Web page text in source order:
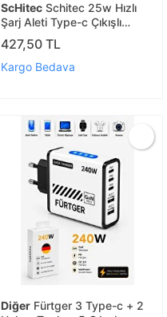
ScHitec Schitec 25w Hızlı
Şarj Aleti Type-c Çıkışlı
Type-c To Type-c Kablolu
Şarj Cihazı Siyah Sr64
427,50 TL
Kargo Bedava
Diğer Fürtger 3 Type-c + 2